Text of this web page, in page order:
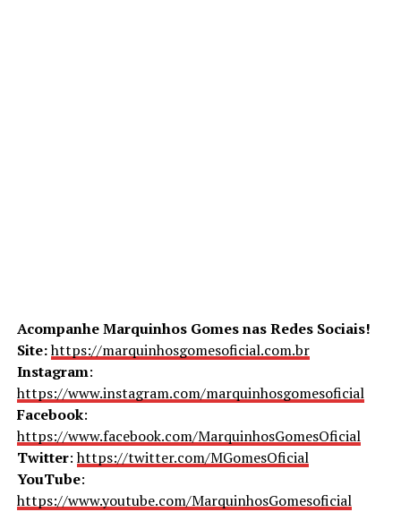
Acompanhe Marquinhos Gomes nas Redes Sociais!
Site:https://marquinhosgomesoficial.com.br
Instagram:
https://www.instagram.com/marquinhosgomesoficial
Facebook:
https://www.facebook.com/MarquinhosGomesOficial
Twitter:https://twitter.com/MGomesOficial
YouTube:
https://www.youtube.com/MarquinhosGomesoficial